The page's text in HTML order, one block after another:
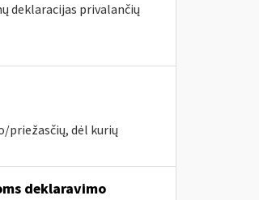
deklaracijas privalančių
priežasčių, dėl kurių
deklaravimo